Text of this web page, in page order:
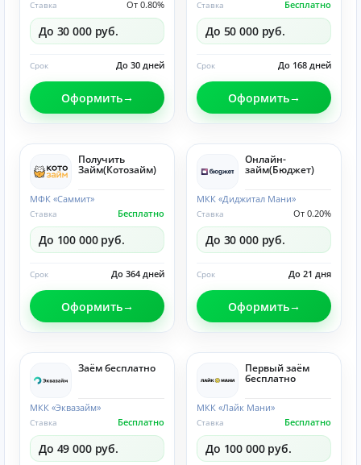
От 0.80%
Ставка
До 30 000 руб.
До 30 дней
Срок
Оформить
Бесплатно
Ставка
До 50 000 руб.
До 168 дней
Срок
Оформить
Получить
Займ(Котозайм)
МФК «Саммит»
Бесплатно
Ставка
До 100 000 руб.
До 364 дней
Срок
Оформить
Онлайн-
займ(Бюджет)
МКК «Диджитал Мани»
От 0.20%
Ставка
До 30 000 руб.
До 21 дня
Срок
Оформить
Заём бесплатно
МКК «Эквазайм»
Бесплатно
Ставка
До 49 000 руб.
Первый заём
бесплатно
МКК «Лайк Мани»
Бесплатно
Ставка
До 100 000 руб.